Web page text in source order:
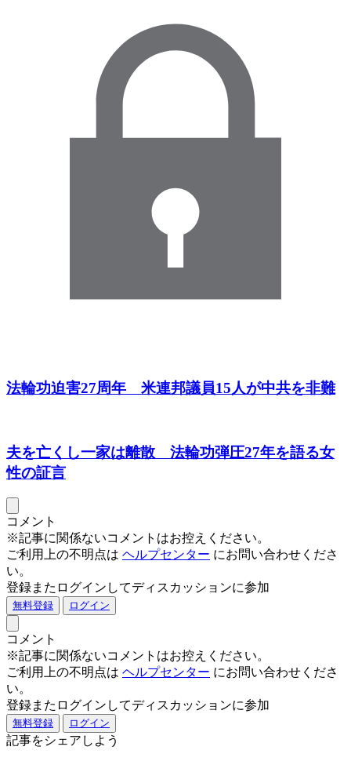
法輪功迫害27周年 米連邦議員15人が中共を非難
夫を亡くし一家は離散 法輪功弾圧27年を語る女
性の証言
コメント
※記事に関係ないコメントはお控えください。
ご利用上の不明点は ヘルプセンター にお問い合わせくださ
い。
登録またログインしてディスカッションに参加
無料登録 ログイン
コメント
※記事に関係ないコメントはお控えください。
ご利用上の不明点は ヘルプセンター にお問い合わせくださ
い。
登録またログインしてディスカッションに参加
無料登録 ログイン
記事をシェアしよう